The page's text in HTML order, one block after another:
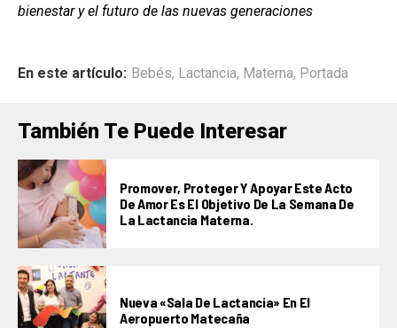
bienestar y el futuro de las nuevas generaciones
En este artículo: Bebés, Lactancia, Materna, Portada
También Te Puede Interesar
Promover, Proteger Y Apoyar Este Acto
De Amor Es El Objetivo De La Semana De
La Lactancia Materna.
Nueva «Sala De Lactancia» En El
Aeropuerto Matecaña